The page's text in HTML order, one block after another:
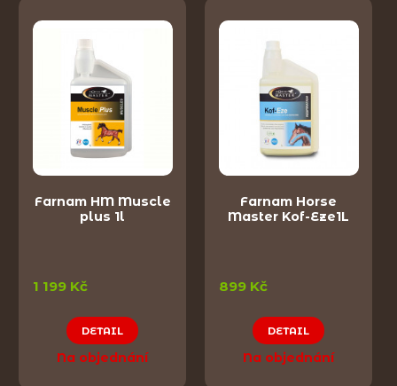
Farnam HM Muscle
plus 1l
1 199 Kč
DETAIL
Na objednání
Farnam Horse
Master Kof-Eze1L
899 Kč
DETAIL
Na objednání